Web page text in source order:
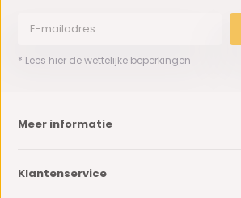
* Lees hier de wettelijke beperkingen
Meer informatie
Klantenservice